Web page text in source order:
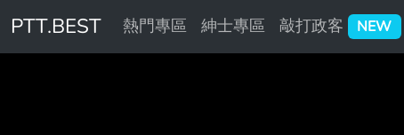
PTT.BEST 熱門專區 紳士專區 敲打政客 NEW